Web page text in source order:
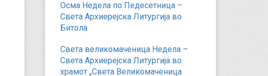
Осма Недела по Педесетница –
Света Архиерејска Литургија во
Битола
Света великомаченица Недела –
Света Архиерејска Литургија во
храмот „Света Великомаченица